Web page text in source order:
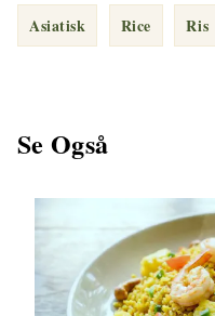
Asiatisk Rice Ris
Se Også